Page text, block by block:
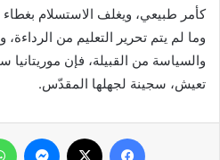
كأمر طبيعي، ويغلف الاستسلام بغطاء
وما لم يتم تحرير التعليم من الرداءة،
والسياسة من القبيلة، فإن
تعيش، سجينة لجهلها المقدّس.
فيسبوك